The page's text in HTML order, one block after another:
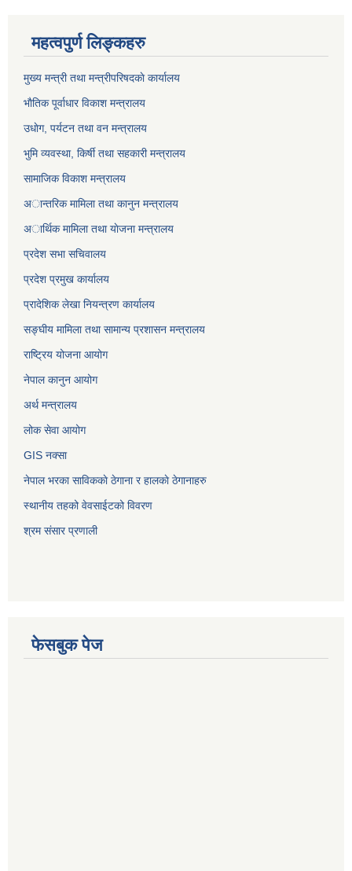
महत्वपुर्ण लिङ्कहरु
मुख्य मन्त्री तथा मन्त्रीपरिषदकाे कार्यालय
भाैतिक पूर्वाधार विकाश मन्त्रालय
उधाेग, पर्यटन तथा वन मन्त्रालय
भुमि व्यवस्था, किर्षी तथा सहकारी मन्त्रालय
सामाजिक विकाश मन्त्रालय
अान्तरिक मामिला तथा कानुन मन्त्रालय
अार्थिक मामिला तथा याेजना मन्त्रालय
प्रदेश सभा सचिवालय
प्रदेश प्रमुख कार्यालय
प्रादेशिक लेखा नियन्त्रण कार्यालय
सङ्‍घीय मामिला तथा सामान्य प्रशासन मन्त्रालय
राष्ट्रिय योजना आयोग
नेपाल कानुन आयोग
अर्थ मन्त्रालय
लोक सेवा आयोग
GIS नक्सा
नेपाल भरका साविककाे ठेगाना र हालकाे ठेगानाहरु
स्थानीय तहको वेवसाईटको विवरण
श्रम संसार प्रणाली
फेसबुक पेज